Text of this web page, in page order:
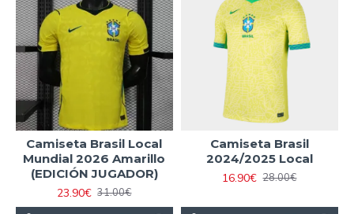
Camiseta Brasil Local
Mundial 2026 Amarillo
(EDICIÓN JUGADOR)
23.90€ 31.00€
Camiseta Brasil
2024/2025 Local
16.90€ 28.00€